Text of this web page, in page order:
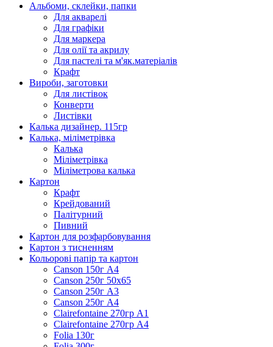
Альбоми, склейки, папки
Для акварелі
Для графіки
Для маркера
Для олії та акрилу
Для пастелі та м'як.матеріалів
Крафт
Вироби, заготовки
Для листівок
Конверти
Листівки
Калька дизайнер. 115гр
Калька, міліметрівка
Калька
Міліметрівка
Міліметрова калька
Картон
Крафт
Крейдований
Палітурний
Пивний
Картон для розфарбовування
Картон з тисненням
Кольорові папір та картон
Canson 150г А4
Canson 250г 50х65
Canson 250г А3
Canson 250г А4
Clairefontaine 270гр А1
Clairefontaine 270гр А4
Folia 130г